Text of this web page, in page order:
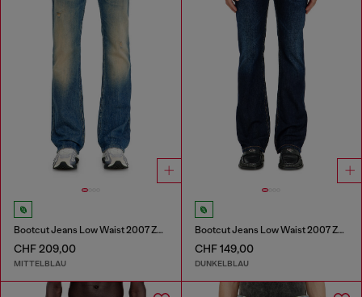
Bootcut Jeans Low Waist 2007 Zatiny
CHF 209,00
MITTELBLAU
Bootcut Jeans Low Waist 2007 Zatiny
CHF 149,00
DUNKELBLAU